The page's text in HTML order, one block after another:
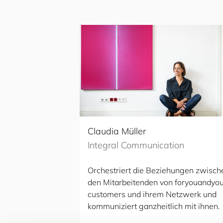
Claudia Müller
Integral Communication
Orchestriert die Beziehungen
den Mitarbeitenden von foryouand
customers und ihrem Netzwerk und
kommuniziert ganzheitlich mit ihnen.